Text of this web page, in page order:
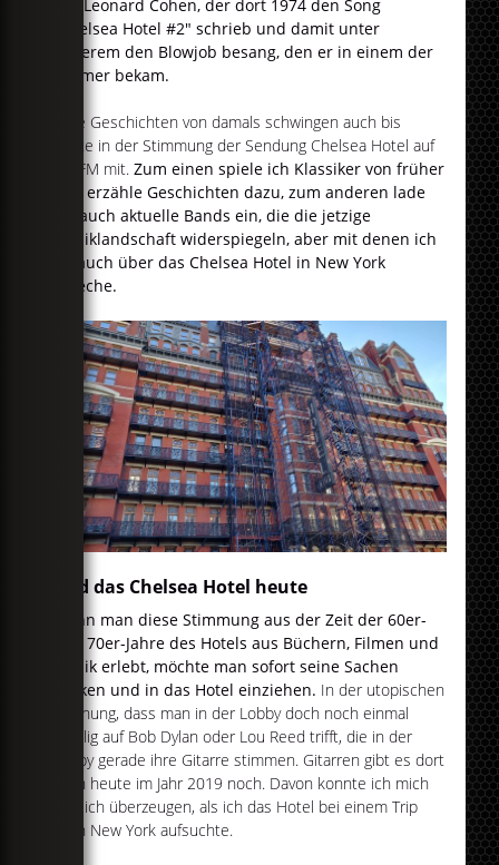
von Leonard Cohen, der dort 1974 den Song
"Chelsea Hotel #2" schrieb und damit unter
anderem den Blowjob besang, den er in einem der
Zimmer bekam.
Viele Geschichten von damals schwingen auch bis
heute in der Stimmung der Sendung Chelsea Hotel auf
egoFM mit.Zum einen spiele ich Klassiker von früher
und erzähle Geschichten dazu, zum anderen lade
ich auch aktuelle Bands ein, die die jetzige
Musiklandschaft widerspiegeln, aber mit denen ich
oft auch über das Chelsea Hotel in New York
spreche.
Und das Chelsea Hotel heute
Wenn man diese Stimmung aus der Zeit der 60er-
und 70er-Jahre des Hotels aus Büchern, Filmen und
Musik erlebt, möchte man sofort seine Sachen
packen und in das Hotel einziehen. In der utopischen
Hoffnung, dass man in der Lobby doch noch einmal
zufällig auf Bob Dylan oder Lou Reed trifft, die in der
Lobby gerade ihre Gitarre stimmen. Gitarren gibt es dort
auch heute im Jahr 2019 noch. Davon konnte ich mich
kürzlich überzeugen, als ich das Hotel bei einem Trip
nach New York aufsuchte.